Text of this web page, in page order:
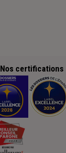
Nos certifications